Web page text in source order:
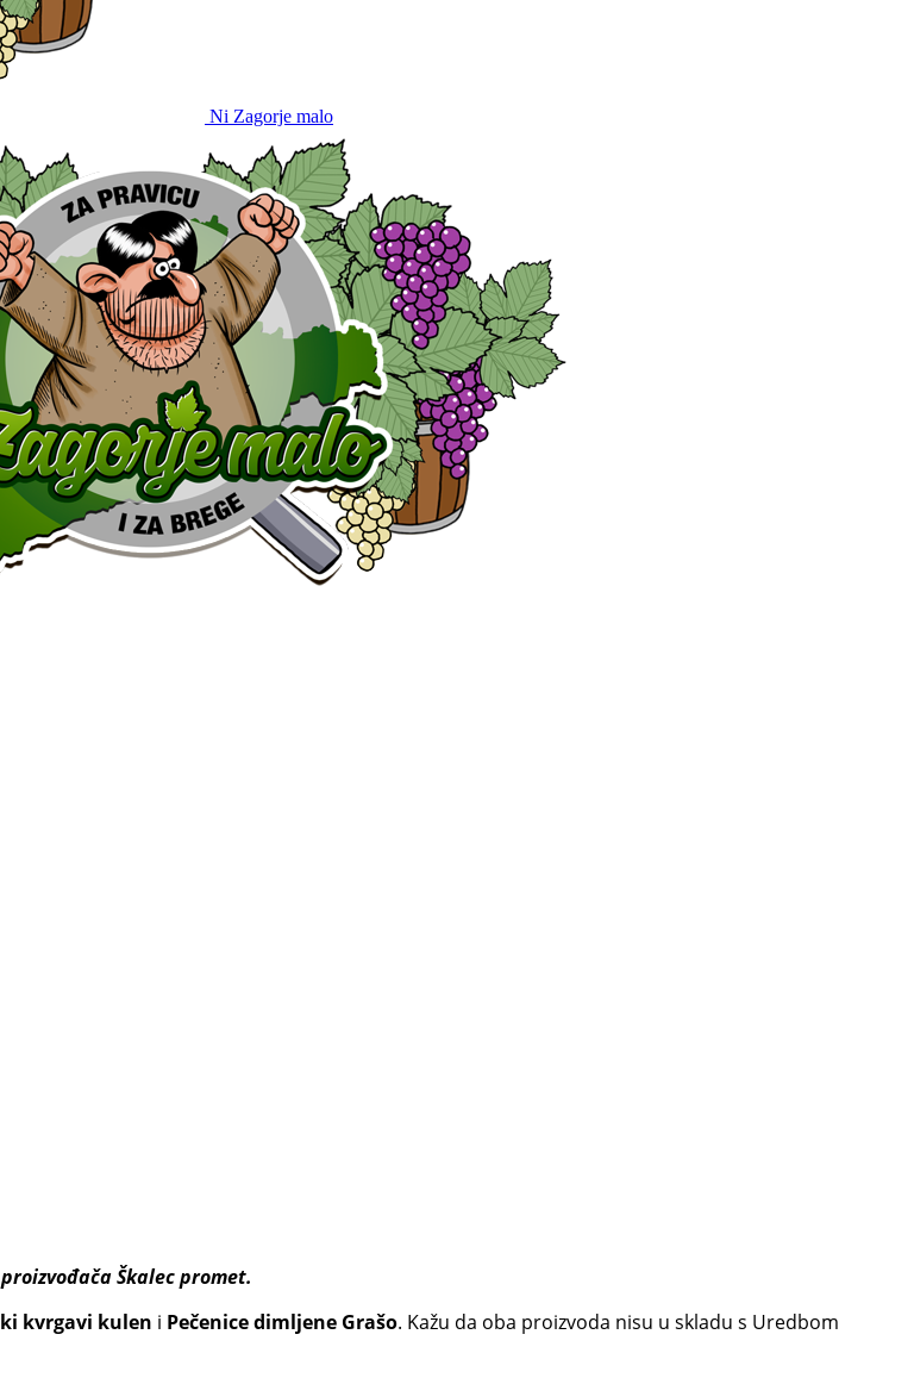
Ni Zagorje malo
Škalec promet.
kvrgavi kulen i Pečenice dimljene Grašo. Kažu da oba proizvoda nisu u skladu s Uredbom